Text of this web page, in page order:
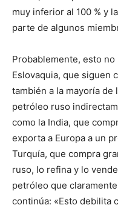
muy inferior al 100 % y
parte de algunos
Probablemente, esto
Eslovaquia, que siguen
también a la mayoría de
petróleo ruso
como la India, que
exporta a Europa a un
Turquía, que compra
ruso, lo refina y lo
petróleo que
continúa: «Esto debilita